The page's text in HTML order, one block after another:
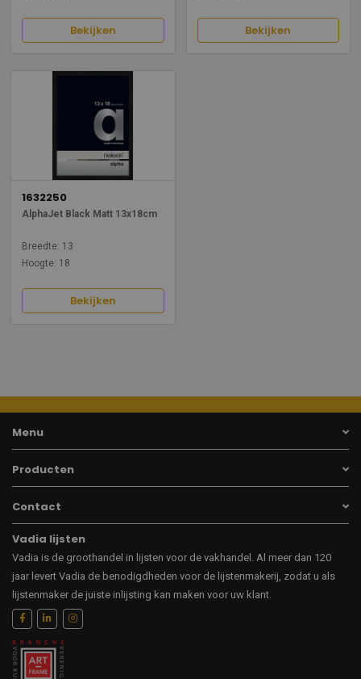
Bekijken Bekijken
1632250
AlphaJet Black Matt 13x18cm
Breedte: 13
Hoogte: 18
Bekijken
Menu
Producten
Contact
Vadia lijsten
Vadia is de groothandel in lijsten voor de vakhandel. Al meer dan 120
jaar levert Vadia de benodigdheden voor de lijstenmakerij, zodat u als
lijstenmaker de juiste inlijsting kan maken voor uw klant.